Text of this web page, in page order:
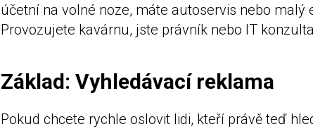
účetní na volné noze, máte autoservis nebo malý
Provozujete kavárnu, jste právník nebo IT
Základ: Vyhledávací reklama
Pokud chcete rychle oslovit lidi, kteří právě teď